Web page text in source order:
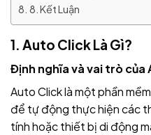
8. Kết Luận
1. Auto Click Là Gì?
Định nghĩa và vai trò của
Auto Click là một phần
để tự động thực hiện các
tính hoặc thiết bị di động